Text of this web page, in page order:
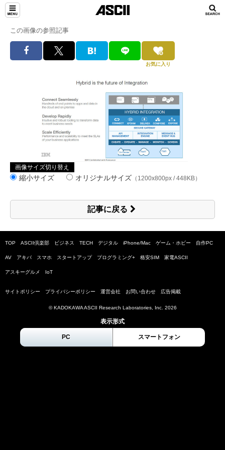
この画像の参照記事
お気に入り
画像サイズ切り替え
縮小サイズ オリジナルサイズ （1200x800px / 448KB）
記事に戻る
TOP ASCII倶楽部 ビジネス TECH デジタル iPhone/Mac ゲーム・ホビー 自作PC
AV アキバ スマホ スタートアップ プログラミング+ 格安SIM 家電ASCII
アスキーグルメ IoT
サイトポリシー プライバシーポリシー 運営会社 お問い合わせ 広告掲載
© KADOKAWA ASCII Research Laboratories, Inc. 2026
表示形式
PC スマートフォン